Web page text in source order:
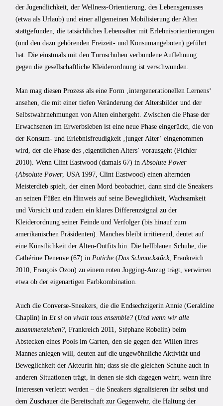
der Jugendlichkeit, der Wellness-Orientierung, des Lebensgenusses
(etwa als Urlaub) und einer allgemeinen Mobilisierung der Alten
stattgefunden, die tatsächliches Lebensalter mit Erlebnisorientierungen
(und den dazu gehörenden Freizeit- und Konsumangeboten) geführt
hat. Die einstmals mit den Turnschuhen verbundene Auflehnung
gegen die gesellschaftliche Kleiderordnung ist verschwunden.
Man mag diesen Prozess als eine Form ‚intergenerationellen Lernens‘
ansehen, die mit einer tiefen Veränderung der Altersbilder und der
Selbstwahrnehmungen von Alten einhergeht. Zwischen die Phase der
Erwachsenen im Erwerbsleben ist eine neue Phase eingerückt, die von
der Konsum- und Erlebnisfreudigkeit ‚junger Alter‘ eingenommen
wird, der die Phase des ‚eigentlichen Alters‘ vorausgeht (Pichler
2010). Wenn Clint Eastwood (damals 67) inAbsolute Power
(Absolute Power, USA 1997, Clint Eastwood) einen alternden
Meisterdieb spielt, der einen Mord beobachtet, dann sind die Sneakers
an seinen Füßen ein Hinweis auf seine Beweglichkeit, Wachsamkeit
und Vorsicht und zudem ein klares Differenzsignal zu der
Kleiderordnung seiner Feinde und Verfolger (bis hinauf zum
amerikanischen Präsidenten). Manches bleibt irritierend, deutet auf
eine Künstlichkeit der Alten-Outfits hin. Die hellblauen Schuhe, die
Cathérine Deneuve (67) in Potiche (Das Schmuckstück, Frankreich
2010, François Ozon) zu einem roten Jogging-Anzug trägt, verwirren
etwa ob der eigenartigen Farbkombination.
Auch die Converse-Sneakers, die die Endsechzigerin Annie (Geraldine
Chaplin) in Et si on vivait tous ensemble? (Und wenn wir alle
zusammenziehen?, Frankreich 2011, Stéphane Robelin) beim
Abstecken eines Pools im Garten, den sie gegen den Willen ihres
Mannes anlegen will, deuten auf die ungewöhnliche Aktivität und
Beweglichkeit der Akteurin hin; dass sie die gleichen Schuhe auch in
anderen Situationen trägt, in denen sie sich dagegen wehrt, wenn ihre
Interessen verletzt werden – die Sneakers signalisieren ihr selbst und
dem Zuschauer die Bereitschaft zur Gegenwehr, die Haltung der